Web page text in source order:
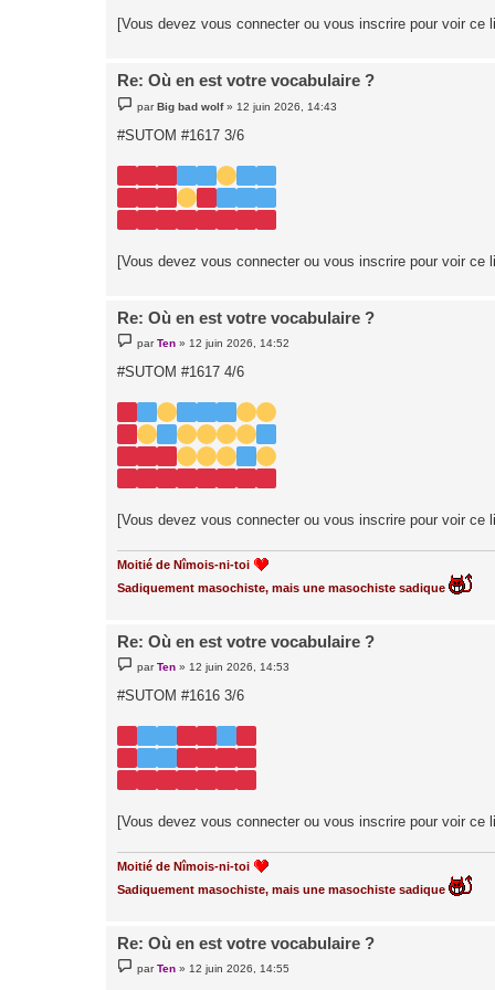
[Vous devez vous connecter ou vous inscrire pour voir ce
Re: Où en est votre vocabulaire ?
e
s
s
g
parBig bad wolf» 12 juin 2026, 14:43
#SUTOM #1617 3/6
[Vous devez vous connecter ou vous inscrire pour voir ce
Re: Où en est votre vocabulaire ?
e
s
s
g
parTen » 12 juin 2026, 14:52
#SUTOM #1617 4/6
[Vous devez vous connecter ou vous inscrire pour voir ce
Moitié de Nîmois-ni-toi
Sadiquement masochiste, mais une masochiste sadique
Re: Où en est votre vocabulaire ?
e
s
s
g
e
parTen »12 juin 2026, 14:53
#SUTOM #1616 3/6
[Vous devez vous connecter ou vous inscrire pour voir ce
Moitié de Nîmois-ni-toi
Sadiquement masochiste, mais une masochiste sadique
Re: Où en est votre vocabulaire ?
e
parTen »12 juin 2026, 14:55